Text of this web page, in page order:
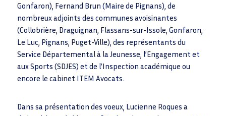
Gonfaron), Fernand Brun (Maire de Pignans), de
nombreux adjoints des communes avoisinantes
(Collobrière, Draguignan, Flassans-sur-Issole, Gonfaron,
Le Luc, Pignans, Puget-Ville), des représentants du
Service Départemental à la Jeunesse, l’Engagement et
aux Sports (SDJES) et de l’Inspection académique ou
encore le cabinet ITEM Avocats.
Dans sa présentation des voeux, Lucienne Roques a